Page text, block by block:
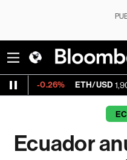
ETH/USD 1,903.365 -
Ecuador